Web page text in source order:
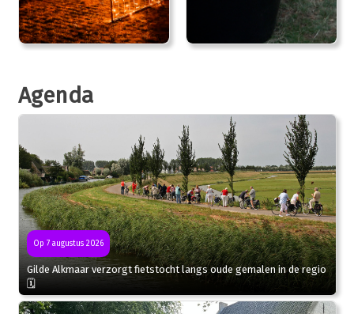
Agenda
Op 7 augustus 2026
Gilde Alkmaar verzorgt fietstocht langs oude gemalen in de regio
🗓